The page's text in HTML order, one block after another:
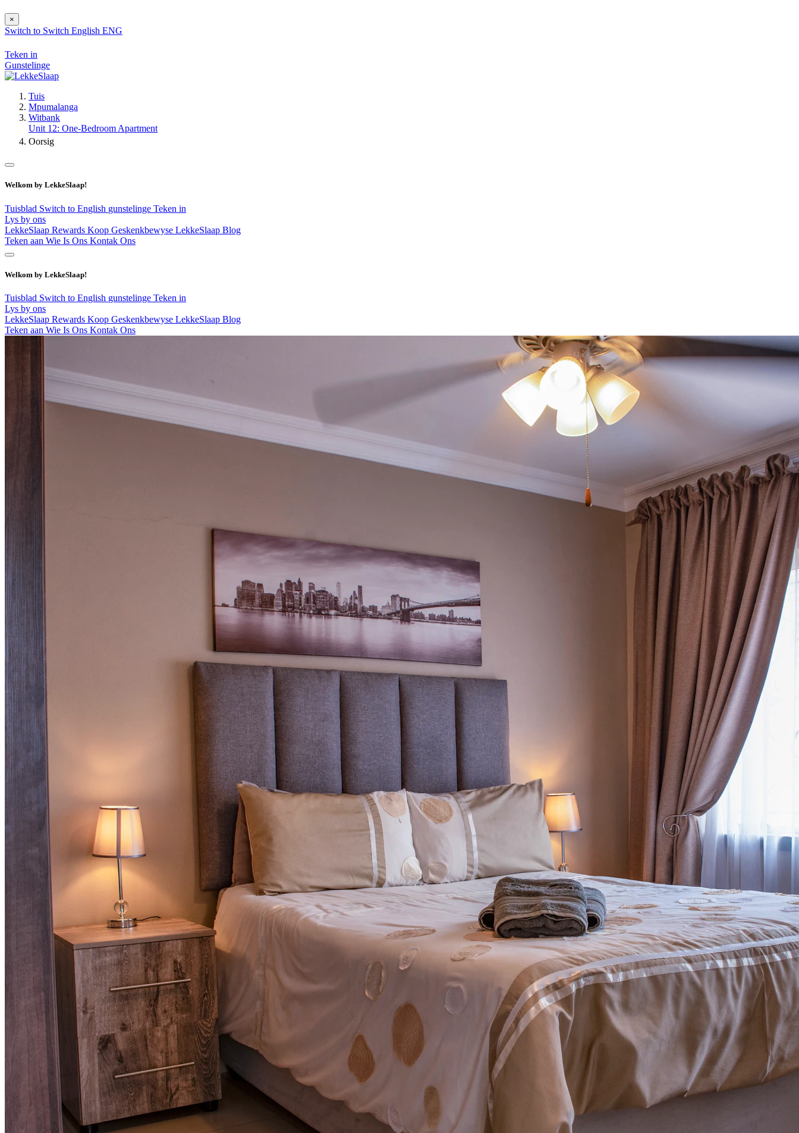
×
Switch to Switch English ENG
Teken in
Gunstelinge
Tuis
Mpumalanga
Witbank
Unit 12: One-Bedroom Apartment
Oorsig
Welkom by LekkeSlaap!
Tuisblad Switch to English gunstelinge Teken in
Lys by ons
LekkeSlaap Rewards Koop Geskenkbewyse LekkeSlaap Blog
Teken aan Wie Is Ons Kontak Ons
Welkom by LekkeSlaap!
Tuisblad Switch to English gunstelinge Teken in
Lys by ons
LekkeSlaap Rewards Koop Geskenkbewyse LekkeSlaap Blog
Teken aan Wie Is Ons Kontak Ons